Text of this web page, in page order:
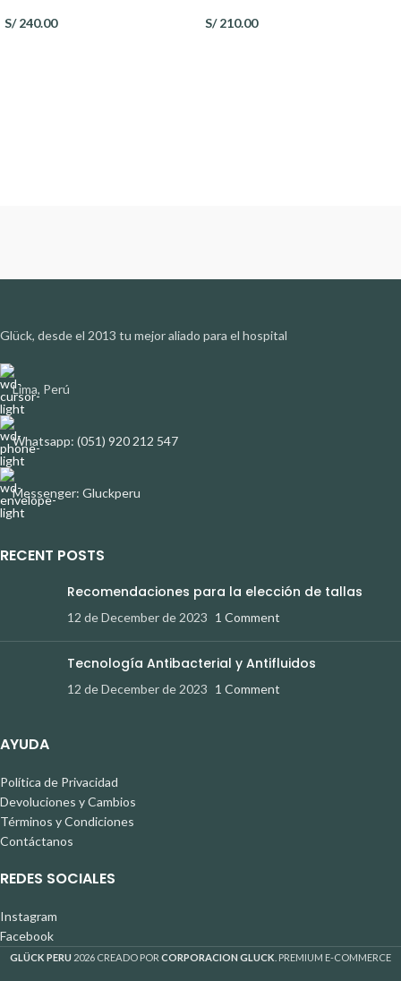
S/240.00 S/210.00
Glück, desde el 2013 tu mejor aliado para el hospital
Lima, Perú
Whatsapp: (051) 920 212 547
Messenger: Gluckperu
RECENT POSTS
Recomendaciones para la elección de tallas
12 de December de 2023 1 Comment
Tecnología Antibacterial y Antifluidos
12 de December de 2023 1 Comment
AYUDA
Política de Privacidad
Devoluciones y Cambios
Términos y Condiciones
Contáctanos
REDES SOCIALES
Instagram
Facebook
GLÜCK PERU 2026 CREADO POR CORPORACION GLUCK . PREMIUM E-COMMERCE